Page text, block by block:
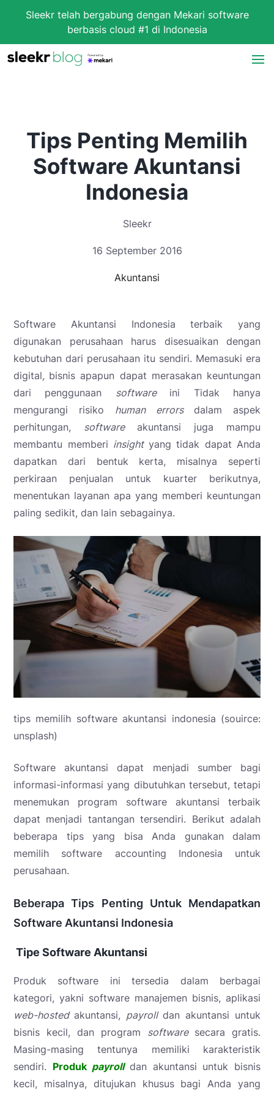
Sleekr telah bergabung dengan Mekari software
berbasis cloud #1 di Indonesia
Tips Penting Memilih
Software Akuntansi
Indonesia
Sleekr
16 September 2016
Akuntansi
Software Akuntansi Indonesia terbaik yang
digunakan perusahaan harus disesuaikan dengan
kebutuhan dari perusahaan itu sendiri. Memasuki era
digital, bisnis apapun dapat merasakan keuntungan
dari penggunaan software ini Tidak hanya
mengurangi risiko human errors dalam aspek
perhitungan, software akuntansi juga mampu
membantu memberi insight yang tidak dapat Anda
dapatkan dari bentuk kerta, misalnya seperti
perkiraan penjualan untuk kuarter berikutnya,
menentukan layanan apa yang memberi keuntungan
paling sedikit, dan lain sebagainya.
tips memilih software akuntansi indonesia (souirce:
unsplash)
Software akuntansi dapat menjadi sumber bagi
informasi-informasi yang dibutuhkan tersebut, tetapi
menemukan program software akuntansi terbaik
dapat menjadi tantangan tersendiri. Berikut adalah
beberapa tips yang bisa Anda gunakan dalam
memilih software accounting Indonesia untuk
perusahaan.
Beberapa Tips Penting Untuk Mendapatkan
Software Akuntansi Indonesia
Tipe Software Akuntansi
Produk software ini tersedia dalam berbagai
kategori, yakni software manajemen bisnis, aplikasi
web-hosted akuntansi, payroll dan akuntansi untuk
bisnis kecil, dan program software secara gratis.
Masing-masing tentunya memiliki karakteristik
sendiri. Produk payrolldan akuntansi untuk bisnis
kecil, misalnya, ditujukan khusus bagi Anda yang